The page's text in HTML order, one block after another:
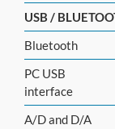
USB /
Bluetooth
PC USB
interface
A/D and D/A